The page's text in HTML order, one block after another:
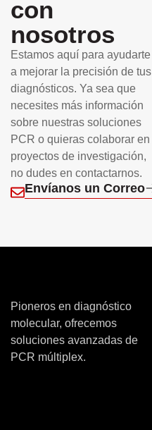
con
nosotros
Estamos aquí para ayudarte
a mejorar la precisión de tus
diagnósticos. Ya sea que
necesites más información
sobre nuestras soluciones
PCR o quieras colaborar en
proyectos de investigación,
no dudes en contactarnos.
Envíanos un Correo
Pioneros en diagnóstico
molecular, ofrecemos
soluciones avanzadas de
PCR múltiplex.